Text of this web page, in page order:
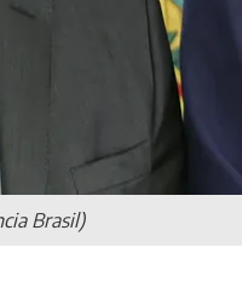
Brasil)